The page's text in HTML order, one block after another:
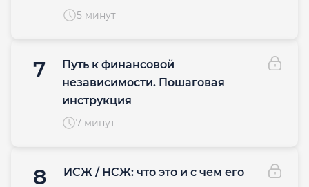
5 минут
7
Путь к финансовой
независимости. Пошаговая
инструкция
7 минут
8
ИСЖ / НСЖ: что это и с чем его